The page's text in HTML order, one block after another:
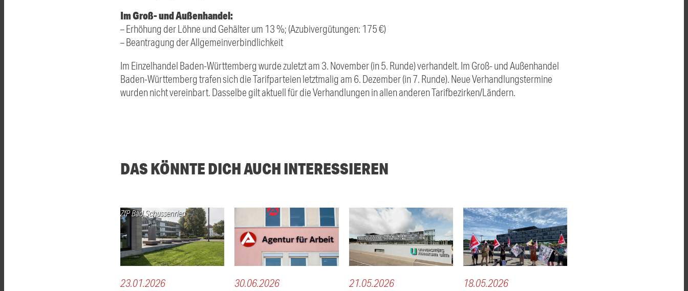
Im Groß- und Außenhandel:
– Erhöhung der Löhne und Gehälter um 13 %; (Azubivergütungen: 175 €)
– Beantragung der Allgemeinverbindlichkeit
Im Einzelhandel Baden-Württemberg wurde zuletzt am 3. November (in 5. Runde) verhandelt. Im Groß- und Außenhandel
Baden-Württemberg trafen sich die Tarifparteien letztmalig am 6. Dezember (in 7. Runde). Neue Verhandlungstermine
wurden nicht vereinbart. Dasselbe gilt aktuell für die Verhandlungen in allen anderen Tarifbezirken/Ländern.
DAS KÖNNTE DICH AUCH INTERESSIEREN
ZfP Bad Schussenried
23.01.2026 30.06.2026 21.05.2026 18.05.2026